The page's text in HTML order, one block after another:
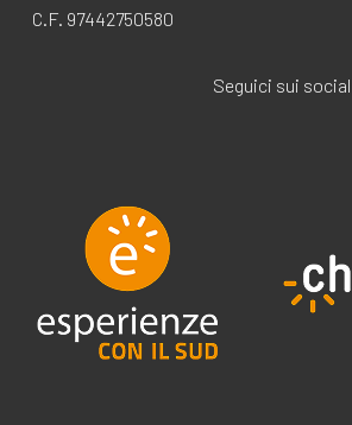
C.F. 97442750580
Seguici sui